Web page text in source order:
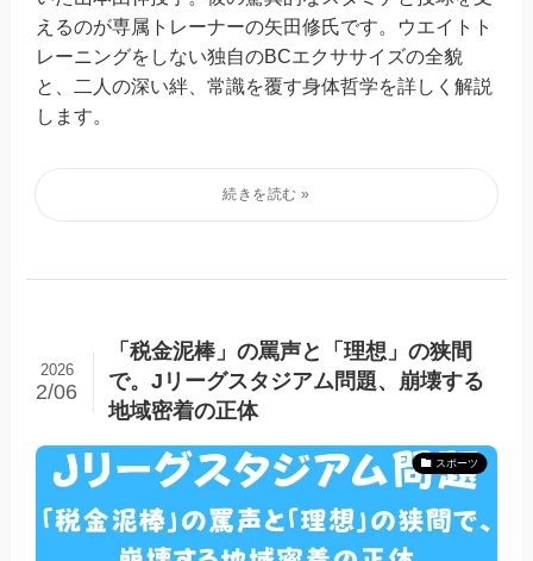
えるのが専属トレーナーの矢田修氏です。ウエイトト
レーニングをしない独自のBCエクササイズの全貌
と、二人の深い絆、常識を覆す身体哲学を詳しく解説
します。
「税金泥棒」の罵声と「理想」の狭間
で。Jリーグスタジアム問題、崩壊する
地域密着の正体
2026
2/06
スポーツ